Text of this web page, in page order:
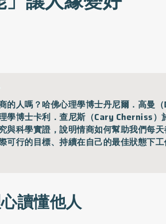
的人嗎？哈佛心理學博士丹尼爾．高曼
學博士卡利．查尼斯（Cary Cherniss）
與科學實證，說明情商如何幫助我們每
可行的目標、持續在自己的最佳狀態下
讀懂他人